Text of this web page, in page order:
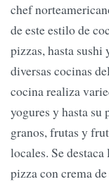
chef
de este estilo de
pizzas, hasta
diversas cocinas
cocina realiza
yogures y hasta
granos, frutas y
locales. Se
pizza con crema